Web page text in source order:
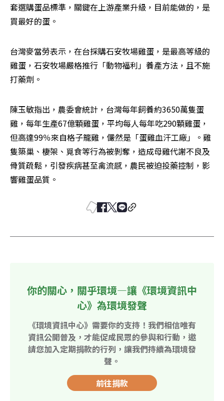
套選購蛋品標準，關鍵在上游產業升級，目前能做的，是
買最好的蛋。
台灣麥當勞表示，在台採購石安牧場雞蛋，是最高等級的
雞蛋，石安牧場嚴格推行「動物福利」養產方法，且不施
打藥劑。
陳玉敏指出，農委會統計，台灣每年飼養約3650萬隻蛋
雞，每年生產67億顆雞蛋，平均每人每年吃290顆雞蛋，
但高達99％來自格子籠雞，儼然是「蛋雞血汗工廠」。雞
隻築巢、棲架、覓食等行為被剝奪，造成母雞代謝不良及
骨質疏鬆，引發疾病甚至禽流感，農民被迫投藥控制，影
響雞蛋品質。
你的關心，關乎環境—讓《環境資訊中
心》為環境發聲
《環境資訊中心》需要你的支持！我們相信唯有
資訊公開普及，才能促成民眾的參與和行動，邀
請您加入定期捐款的行列，讓我們持續為環境發
聲。
前往捐款